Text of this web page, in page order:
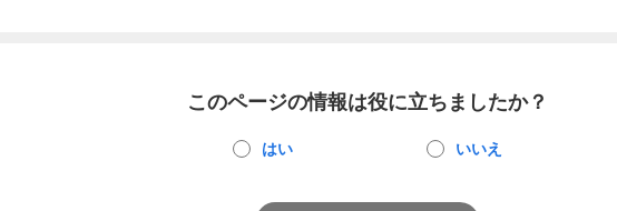
このページの情報は役に立ちましたか？
はい いいえ